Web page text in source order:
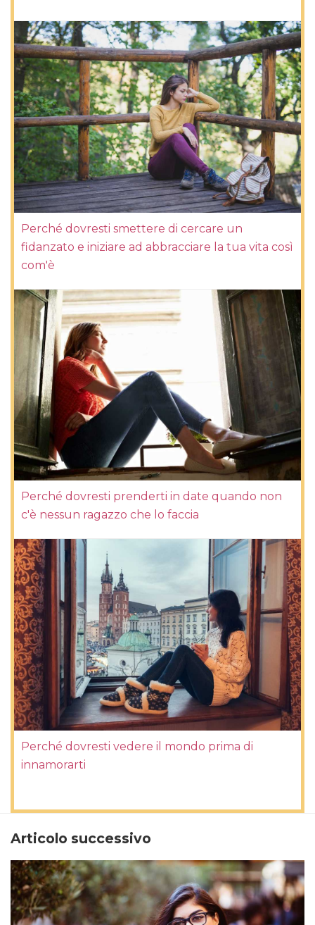
Perché dovresti smettere di cercare un
fidanzato e iniziare ad abbracciare la tua vita così
com'è
Perché dovresti prenderti in date quando non
c'è nessun ragazzo che lo faccia
Perché dovresti vedere il mondo prima di
innamorarti
Articolo successivo